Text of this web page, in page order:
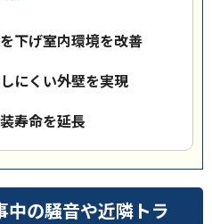
下げ室内環境を改善
にくい外壁を実現
寿命を延長
中の騒音や近隣トラ